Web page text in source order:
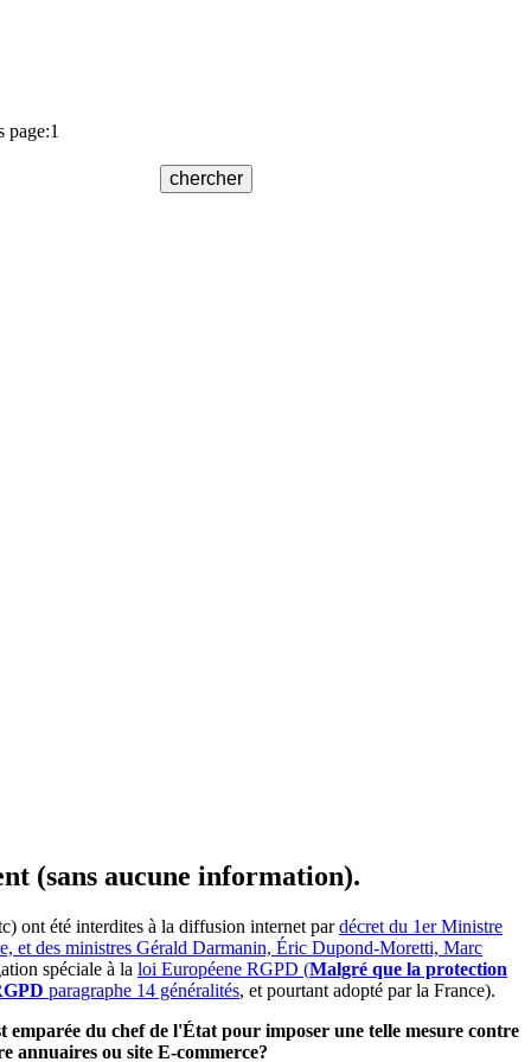
(sans aucune information).
ont été interdites à la diffusion internet pardécret du 1er Ministre
et des ministres Gérald Darmanin, Éric Dupond-Moretti, Marc
spéciale à la loi Européene RGPD (Malgré que la protection
paragraphe 14 généralités, et pourtant adopté par la France).
du chef de l'État pour imposer une telle mesure contre
annuaires ou site E-commerce?